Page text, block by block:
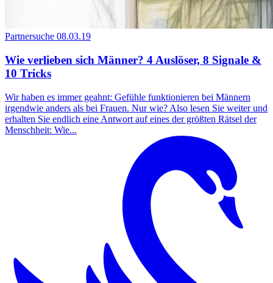
Partnersuche 08.03.19
Wie verlieben sich Männer? 4 Auslöser, 8 Signale &
10 Tricks
Wir haben es immer geahnt: Gefühle funktionieren bei Männern
irgendwie anders als bei Frauen. Nur wie? Also lesen Sie weiter und
erhalten Sie endlich eine Antwort auf eines der größten Rätsel der
Menschheit: Wie...